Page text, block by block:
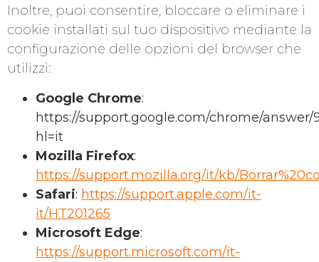
Inoltre, puoi consentire, bloccare o eliminare i
cookie installati sul tuo dispositivo mediante la
configurazione delle opzioni del browser che
utilizzi:
Google Chrome:
https://support.google.com/chrome/answer/
hl=it
Mozilla Firefox:
https://support.mozilla.org/it/kb/
Safari: https://support.apple.com/it-
it/HT201265
Microsoft Edge:
https://support.microsoft.com/it-